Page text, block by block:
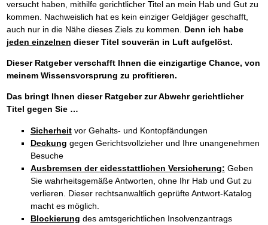
versucht haben, mithilfe gerichtlicher Titel an mein Hab und Gut zu
kommen. Nachweislich hat es kein einziger Geldjäger geschafft,
auch nur in die Nähe dieses Ziels zu kommen. Denn ich habe
jeden einzelnen dieser Titel souverän in Luft aufgelöst.
Dieser Ratgeber verschafft Ihnen die einzigartige Chance, von
meinem Wissensvorsprung zu profitieren.
Das bringt Ihnen dieser Ratgeber zur Abwehr gerichtlicher
Titel gegen Sie …
Sicherheitvor Gehalts- und Kontopfändungen
Deckung gegen Gerichtsvollzieher und Ihre unangenehmen
Besuche
Ausbremsen der eidesstattlichen Versicherung: Geben
Sie wahrheitsgemäße Antworten, ohne Ihr Hab und Gut zu
verlieren. Dieser rechtsanwaltlich geprüfte Antwort-Katalog
macht es möglich.
Blockierung des amtsgerichtlichen Insolvenzantrags